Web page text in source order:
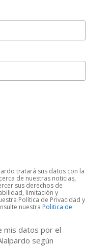
tratará sus datos con la
de nuestras noticias,
sus derechos de
limitación y
Política de Privacidad y
nuestraPolitica de
mis datos por el
según